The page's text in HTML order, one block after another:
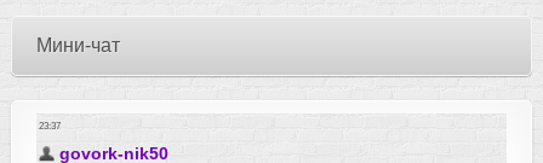
Мини-чат